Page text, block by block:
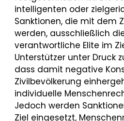
intelligenten oder
Sanktionen, die mit dem
werden, ausschließlich
verantwortliche Elite im
Unterstützer unter Druck
dass damit negative
Zivilbevölkerung
individuelle
Jedoch werden
Ziel eingesetzt,